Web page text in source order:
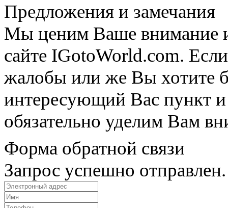
Предложения и замечания
Мы ценим Ваше внимание
сайте IGotoWorld.com.
жалобы или же Вы хотите
интересующий Вас пункт
обязательно уделим Вам
Форма обратной связи
Запрос успешно отправлен.